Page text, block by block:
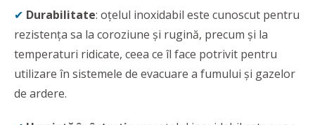
✔ Durabilitate: oțelul inoxidabil este cunoscut pentru
rezistența sa la coroziune și rugină, precum și la
temperaturi ridicate, ceea ce îl face potrivit pentru
utilizare în sistemele de evacuare a fumului și gazelor
de ardere.